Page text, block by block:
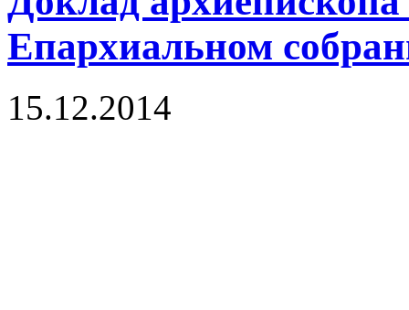
Епархиальном
15.12.2014